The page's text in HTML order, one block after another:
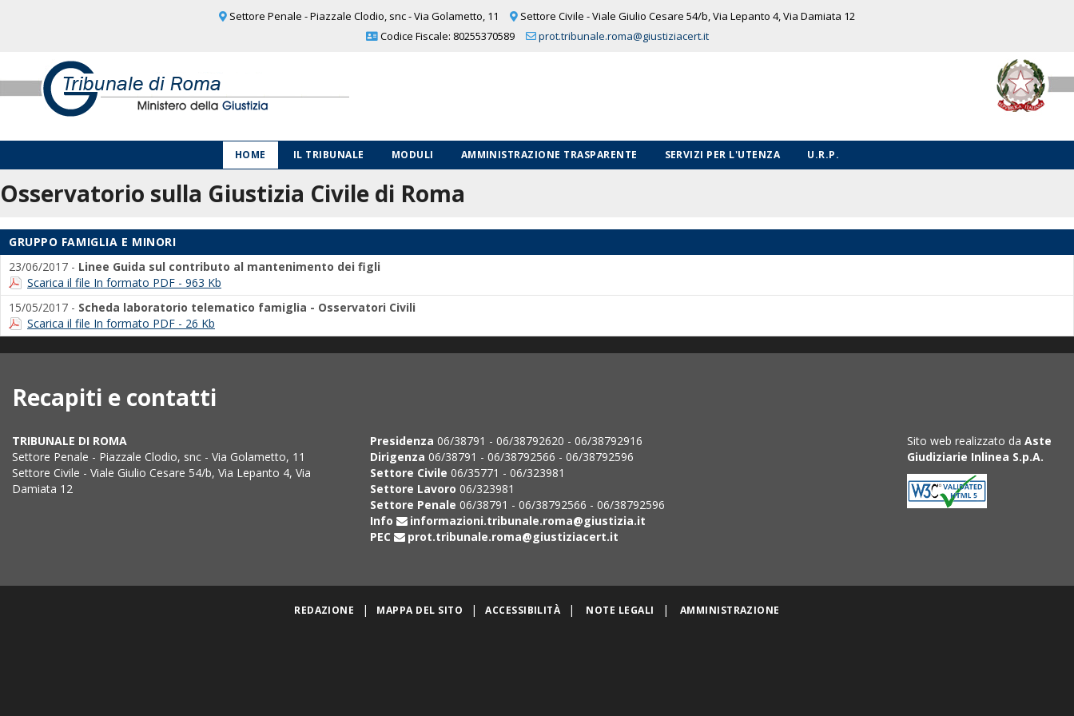
Settore Penale - Piazzale Clodio, snc - Via Golametto, 11
Settore Civile - Viale Giulio Cesare 54/b, Via Lepanto 4, Via Damiata 12
Codice Fiscale: 80255370589
prot.tribunale.roma@giustiziacert.it
HOME IL TRIBUNALE MODULI AMMINISTRAZIONE TRASPARENTE SERVIZI PER L'UTENZA U.R.P.
Osservatorio sulla Giustizia Civile di Roma
GRUPPO FAMIGLIA E MINORI
23/06/2017 - Linee Guida sul contributo al mantenimento dei figli
Scarica il file In formato PDF - 963 Kb
15/05/2017 - Scheda laboratorio telematico famiglia - Osservatori Civili
Scarica il file In formato PDF - 26 Kb
Recapiti e contatti
TRIBUNALE DI ROMA
Settore Penale - Piazzale Clodio, snc - Via Golametto, 11
Settore Civile - Viale Giulio Cesare 54/b, Via Lepanto 4, Via
Damiata 12
Presidenza 06/38791 - 06/38792620 - 06/38792916
Dirigenza 06/38791 - 06/38792566 - 06/38792596
Settore Civile 06/35771 - 06/323981
Settore Lavoro 06/323981
Settore Penale 06/38791 - 06/38792566 - 06/38792596
Info
informazioni.tribunale.roma@giustizia.it
PEC
prot.tribunale.roma@giustiziacert.it
Sito web realizzato da Aste
Giudiziarie Inlinea S.p.A.
REDAZIONE | MAPPA DEL SITO | ACCESSIBILITÀ | NOTE LEGALI | AMMINISTRAZIONE